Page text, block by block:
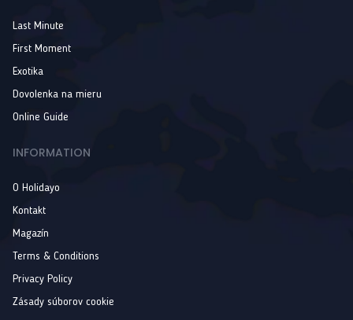
Last Minute
First Moment
Exotika
Dovolenka na mieru
Online Guide
INFORMATION
O Holidayo
Kontakt
Magazín
Terms & Conditions
Privacy Policy
Zásady súborov cookie